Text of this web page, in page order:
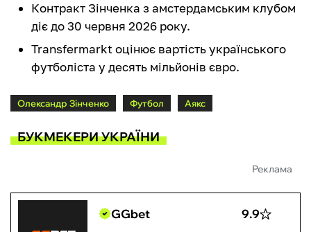
Контракт Зінченка з амстердамським клубом
діє до 30 червня 2026 року.
Transfermarkt оцінює вартість українського
футболіста у десять мільйонів євро.
Олександр Зінченко Футбол Аякс
БУКМЕКЕРИ УКРАЇНИ
Реклама
GGbet 9.9